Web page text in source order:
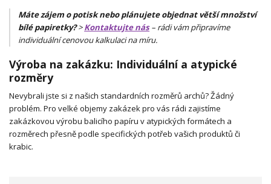
Máte zájem o potisk nebo plánujete objednat větší množství
bílé papiretky?>Kontaktujte nás– rádi vám připravíme
individuální cenovou kalkulaci na míru.
Výroba na zakázku: Individuální a atypické
rozměry
Nevybrali jste si z našich standardních rozměrů archů? Žádný
problém. Pro velké objemy zakázek pro vás rádi zajistíme
zakázkovou výrobu balicího papíru v atypických formátech a
rozměrech přesně podle specifických potřeb vašich produktů či
krabic.